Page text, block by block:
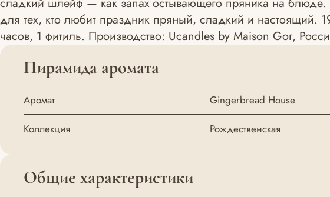
для тех, кто любит праздник пряный, сладкий и настоящий.
часов, 1 фитиль. Производство: Ucandles by Maison Gor,
Пирамида аромата
Аромат Gingerbread House
Коллекция Рождественская
Общие характеристики